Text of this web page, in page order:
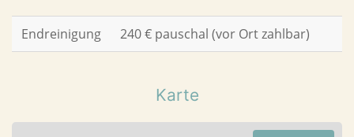
Endreinigung 240 € pauschal (vor Ort zahlbar)
Karte